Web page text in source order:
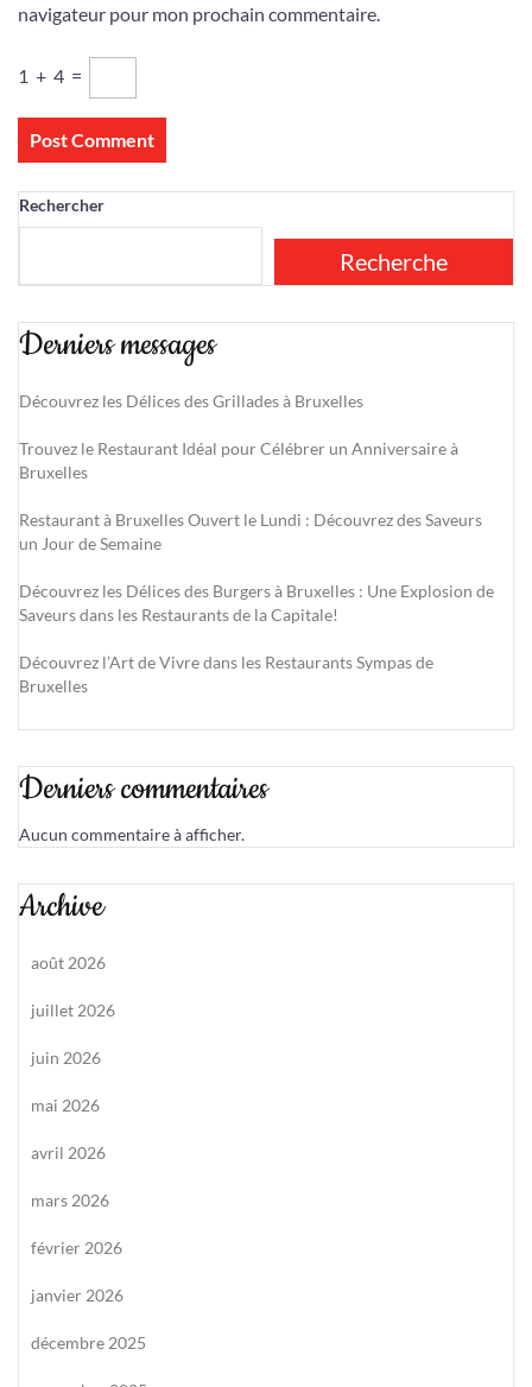
navigateur pour mon prochain commentaire.
1 + 4 =
Rechercher
Recherche
Derniers messages
Découvrez les Délices des Grillades à Bruxelles
Trouvez le Restaurant Idéal pour Célébrer un Anniversaire à
Bruxelles
Restaurant à Bruxelles Ouvert le Lundi : Découvrez des Saveurs
un Jour de Semaine
Découvrez les Délices des Burgers à Bruxelles : Une Explosion de
Saveurs dans les Restaurants de la Capitale!
Découvrez l’Art de Vivre dans les Restaurants Sympas de
Bruxelles
Derniers commentaires
Aucun commentaire à afficher.
Archive
août 2026
juillet 2026
juin 2026
mai 2026
avril 2026
mars 2026
février 2026
janvier 2026
décembre 2025